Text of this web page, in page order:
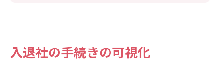
入退社の手続きの可視化